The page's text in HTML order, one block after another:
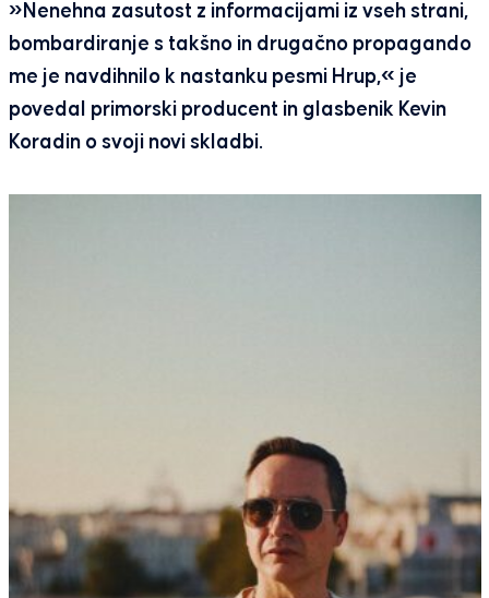
»Nenehna zasutost z informacijami iz vseh strani,
bombardiranje s takšno in drugačno propagando
me je navdihnilo k nastanku pesmi Hrup,« je
povedal primorski producent in glasbenik Kevin
Koradin o svoji novi skladbi.